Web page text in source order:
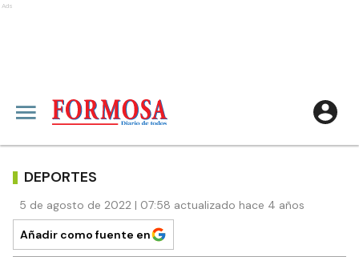
Ads
DEPORTES
5 de agosto de 2022 | 07:58 actualizado hace 4 años
Añadir como fuente en